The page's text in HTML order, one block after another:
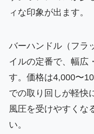
ィな印象が出ます。
バーハンドル（フラ
イルの定番で、幅広
す。価格は4,000〜
での取り回しが軽快
風圧を受けやすくな
い。